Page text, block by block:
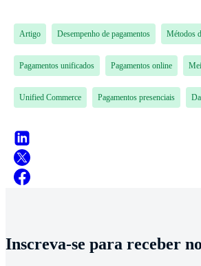
Artigo Desempenho de pagamentos Métodos
Pagamentos unificados Pagamentos online
Unified Commerce Pagamentos presenciais
Inscreva-se para receber